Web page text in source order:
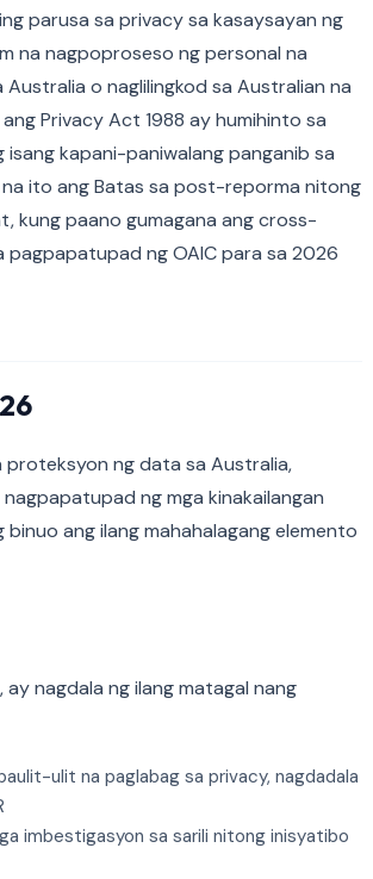
parusa sa privacy sa kasaysayan ng
na nagpoproseso ng personal na
o naglilingkod sa Australian na
Privacy Act 1988 ay humihinto sa
kapani-paniwalang panganib sa
ito ang Batas sa post-reporma nitong
kung paano gumagana ang cross-
ng OAIC para sa 2026
proteksyon ng data sa Australia,
nagpapatupad ng mga kinakailangan
ang ilang mahahalagang elemento
nagdala ng ilang matagal nang
ulit na paglabag sa privacy, nagdadala
imbestigasyon sa sarili nitong inisyatibo